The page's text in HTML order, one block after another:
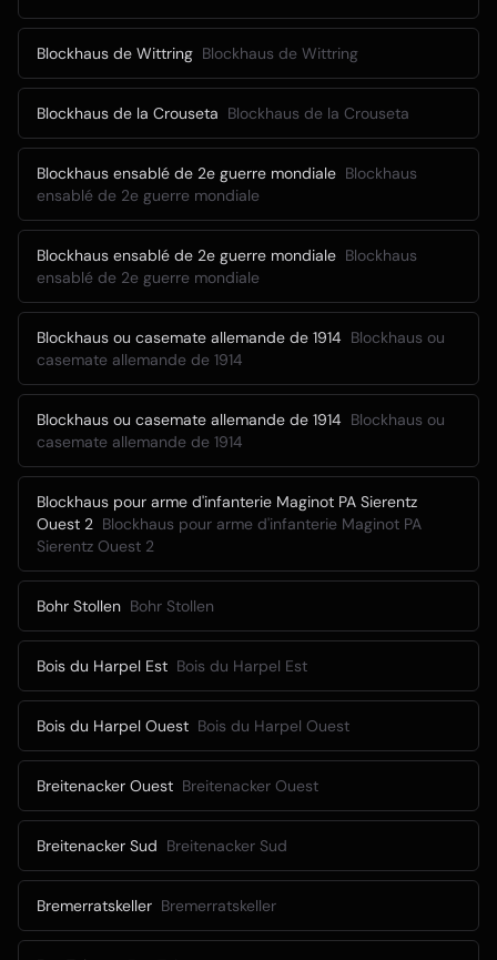
Blockhaus de Wittring Blockhaus de Wittring
Blockhaus de la Crouseta Blockhaus de la Crouseta
Blockhaus ensablé de 2e guerre mondiale Blockhaus
ensablé de 2e guerre mondiale
Blockhaus ensablé de 2e guerre mondiale Blockhaus
ensablé de 2e guerre mondiale
Blockhaus ou casemate allemande de 1914 Blockhaus ou
casemate allemande de 1914
Blockhaus ou casemate allemande de 1914 Blockhaus ou
casemate allemande de 1914
Blockhaus pour arme d'infanterie Maginot PA Sierentz
Ouest 2 Blockhaus pour arme d'infanterie Maginot PA
Sierentz Ouest 2
Bohr Stollen Bohr Stollen
Bois du Harpel Est Bois du Harpel Est
Bois du Harpel Ouest Bois du Harpel Ouest
Breitenacker Ouest Breitenacker Ouest
Breitenacker Sud Breitenacker Sud
Bremerratskeller Bremerratskeller